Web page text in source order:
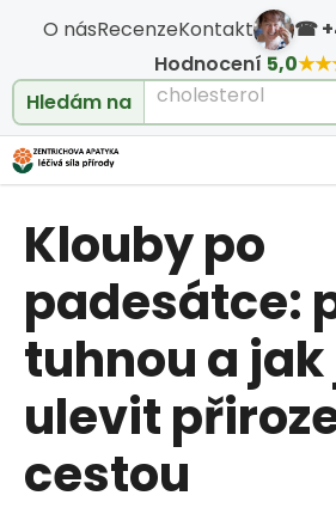
O násRecenzeKontakt ☎
Hodnocení 5,0
Hledám na
cholesterol
Klouby po
padesátce:
tuhnou a
ulevit
cestou
Košík
C
o
p
o
t
ř
e
b